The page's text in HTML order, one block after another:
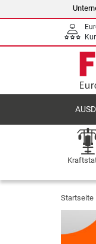
Startseite